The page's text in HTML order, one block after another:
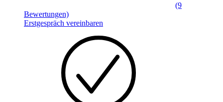
(9
Bewertungen)
Erstgespräch vereinbaren